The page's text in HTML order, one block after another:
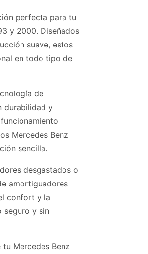
perfecta para tu
y 2000. Diseñados
suave, estos
en todo tipo de
de
durabilidad y
Mercedes Benz
sencilla.
desgastados o
amortiguadores
confort y la
seguro y sin
Mercedes Benz